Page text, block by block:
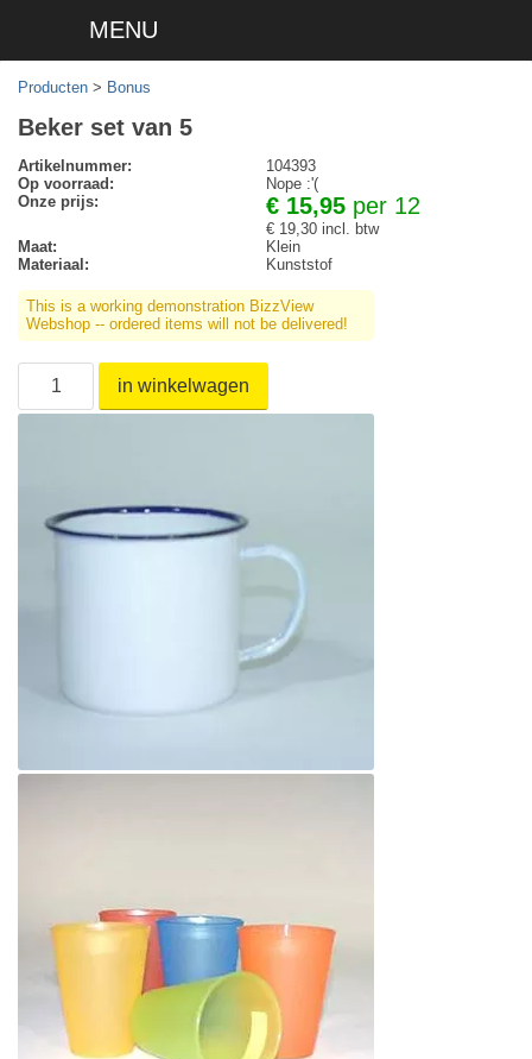
MENU
Producten > Bonus
Beker set van 5
Artikelnummer:
104393
Op voorraad:
Nope :'(
Onze prijs:
€ 15,95 per 12
€ 19,30 incl. btw
Maat:
Klein
Materiaal:
Kunststof
This is a working demonstration BizzView
Webshop -- ordered items will not be delivered!
in winkelwagen